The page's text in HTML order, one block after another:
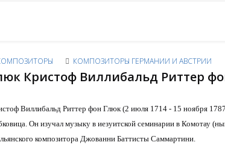
КОМПОЗИТОРЫ ГЕРМАНИИ И АВСТРИИ
Кристоф Виллибальд Риттер
Виллибальд Риттер фон Глюк (2 июля 1714 - 15 ноября
Он изучал музыку в иезуитской семинарии в Комотау
композитора Джованни Баттисты Саммартини.